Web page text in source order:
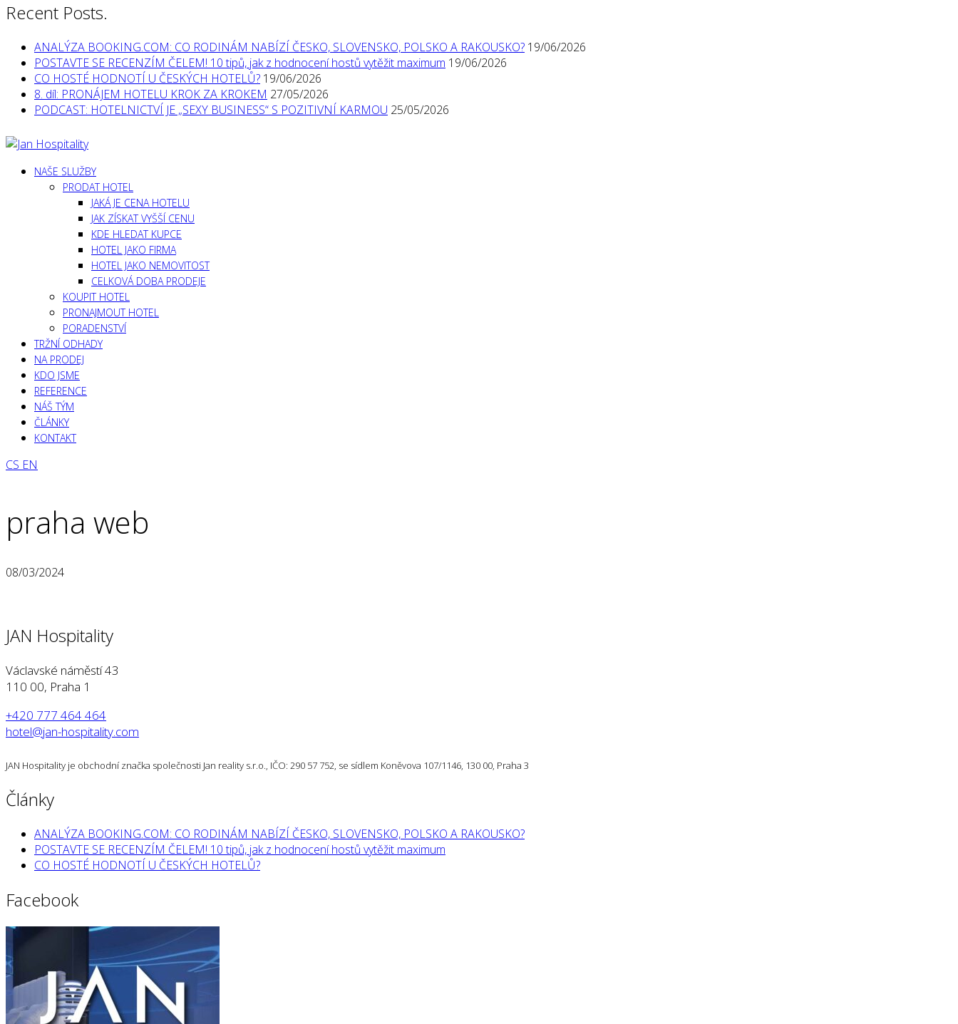
Recent Posts.
ANALÝZA BOOKING.COM: CO RODINÁM NABÍZÍ ČESKO, SLOVENSKO, POLSKO A RAKOUSKO? 19/06/2026
POSTAVTE SE RECENZÍM ČELEM! 10 tipů, jak z hodnocení hostů vytěžit maximum 19/06/2026
CO HOSTÉ HODNOTÍ U ČESKÝCH HOTELŮ? 19/06/2026
8. díl: PRONÁJEM HOTELU KROK ZA KROKEM 27/05/2026
PODCAST: HOTELNICTVÍ JE „SEXY BUSINESS“ S POZITIVNÍ KARMOU 25/05/2026
NAŠE SLUŽBY
PRODAT HOTEL
JAKÁ JE CENA HOTELU
JAK ZÍSKAT VYŠŠÍ CENU
KDE HLEDAT KUPCE
HOTEL JAKO FIRMA
HOTEL JAKO NEMOVITOST
CELKOVÁ DOBA PRODEJE
KOUPIT HOTEL
PRONAJMOUT HOTEL
PORADENSTVÍ
TRŽNÍ ODHADY
NA PRODEJ
KDO JSME
REFERENCE
NÁŠ TÝM
ČLÁNKY
KONTAKT
CS EN
praha web
08/03/2024
JAN Hospitality
Václavské náměstí 43
110 00, Praha 1
+420 777 464 464
hotel@jan-hospitality.com
JAN Hospitality je obchodní značka společnosti Jan reality s.r.o., IČO: 290 57 752, se sídlem Koněvova 107/1146, 130 00, Praha 3
Články
ANALÝZA BOOKING.COM: CO RODINÁM NABÍZÍ ČESKO, SLOVENSKO, POLSKO A RAKOUSKO?
POSTAVTE SE RECENZÍM ČELEM! 10 tipů, jak z hodnocení hostů vytěžit maximum
CO HOSTÉ HODNOTÍ U ČESKÝCH HOTELŮ?
Facebook